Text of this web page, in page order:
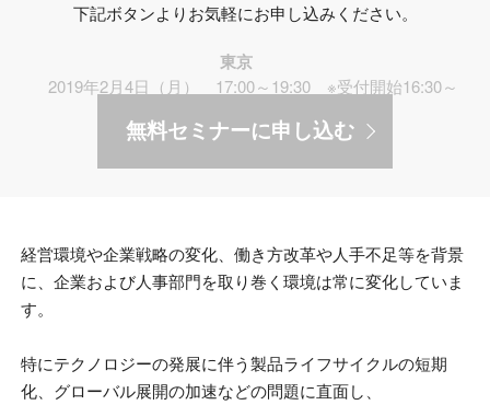
下記ボタンよりお気軽にお申し込みください。
東京
2019年2月4日（月） 17:00～19:30 ※受付開始16:30～
無料セミナーに申し込む
経営環境や企業戦略の変化、働き方改革や人手不足等を背景
に、企業および人事部門を取り巻く環境は常に変化していま
す。
特にテクノロジーの発展に伴う製品ライフサイクルの短期
化、グローバル展開の加速などの問題に直面し、